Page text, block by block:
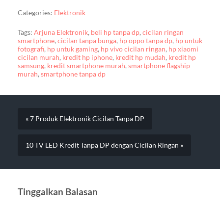
Categories: Elektronik
Tags: Arjuna Elektronik, beli hp tanpa dp,cicilan ringan
smartphone,cicilan tanpa bunga, hp oppo tanpa dp, hp untuk
fotografi, hp untuk gaming, hp vivo cicilan ringan, hp xiaomi
cicilan murah, kredit hp iphone, kredit hp mudah, kredit hp
samsung, kredit smartphone murah,smartphone flagship
murah,smartphone tanpa dp
« 7 Produk Elektronik Cicilan Tanpa DP
10 TV LED Kredit Tanpa DP dengan Cicilan Ringan »
Tinggalkan Balasan